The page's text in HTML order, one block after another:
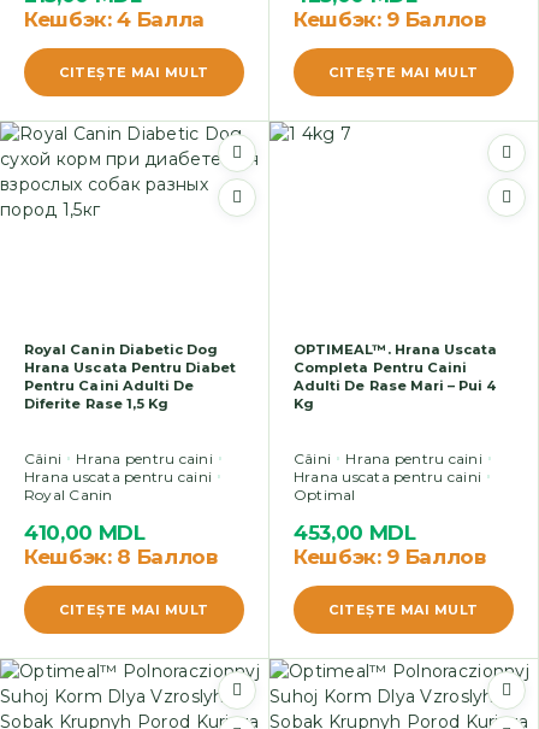
Кешбэк:4 Балла
CITEŞTE MAI MULT
Кешбэк:9 Баллов
CITEŞTE MAI MULT
Royal Canin Diabetic Dog
Hrana Uscata Pentru Diabet
Pentru Caini Adulti De
Diferite Rase 1,5 Kg
Câini
Hrana pentru caini
Hrana uscata pentru caini
Royal Canin
410,00 MDL
Кешбэк:8 Баллов
CITEŞTE MAI MULT
OPTIMEAL™. Hrana Uscata
Completa Pentru Caini
Adulti De Rase Mari – Pui 4
Kg
Câini
Hrana pentru caini
Hrana uscata pentru caini
Optimal
453,00 MDL
Кешбэк:9 Баллов
CITEŞTE MAI MULT